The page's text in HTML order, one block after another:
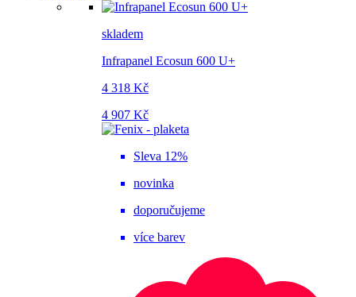
skladem
Infrapanel Ecosun 600 U+
4 318 Kč
4 907 Kč
Sleva 12%
novinka
doporučujeme
více barev